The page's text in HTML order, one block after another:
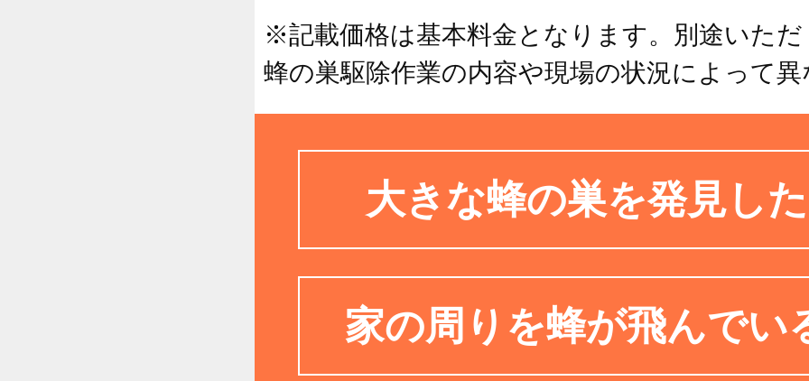
※記載価格は基本料金となります。別途いただ
蜂の巣駆除作業の内容や現場の状況によって
大きな蜂の巣を発見し
家の周りを蜂が飛んでい